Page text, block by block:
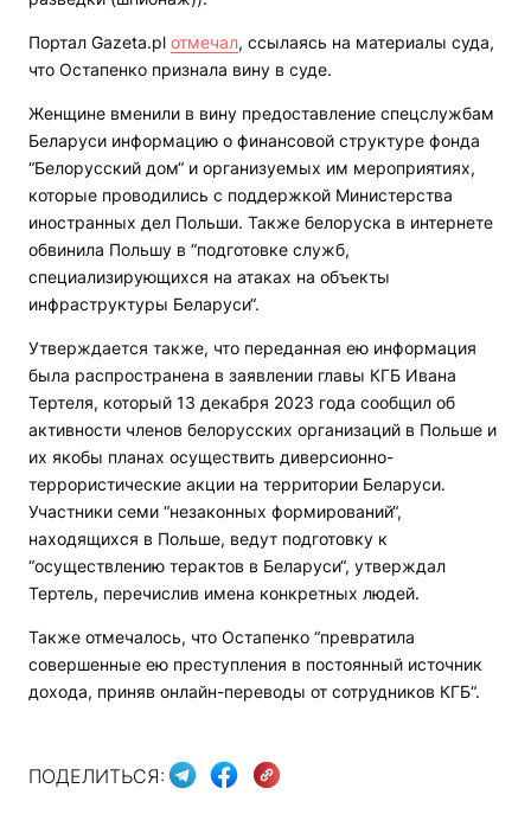
Портал Gazeta.pl отмечал, ссылаясь на материалы суда,
что Остапенко признала вину в суде.
Женщине вменили в вину предоставление спецслужбам
Беларуси информацию о финансовой структуре фонда
“Белорусский дом“ и организуемых им мероприятиях,
которые проводились с поддержкой Министерства
иностранных дел Польши. Также белоруска в интернете
обвинила Польшу в “подготовке служб,
специализирующихся на атаках на объекты
инфраструктуры Беларуси“.
Утверждается также, что переданная ею информация
была распространена в заявлении главы КГБ Ивана
Тертеля, который 13 декабря 2023 года сообщил об
активности членов белорусских организаций в Польше и
их якобы планах осуществить диверсионно-
террористические акции на территории Беларуси.
Участники семи “незаконных формирований“,
находящихся в Польше, ведут подготовку к
“осуществлению терактов в Беларуси“, утверждал
Тертель, перечислив имена конкретных людей.
Также отмечалось, что Остапенко “превратила
совершенные ею преступления в постоянный источник
дохода, приняв онлайн-переводы от сотрудников КГБ“.
ПОДЕЛИТЬСЯ: